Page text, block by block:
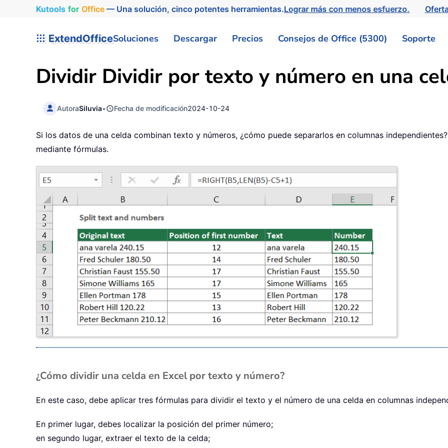
Kutools for Office— Una solución, cinco potentes herramientas.Lograr más con menos esfuerzo.
ExtendOfficeSoluciones Descargar Precios Consejos de Office (5300) Soporte
Dividir Dividir por texto y número en una
AutoraSiluvia• Fecha de modificación2024-10-24
Si los datos de una celda combinan texto y números, ¿cómo puede separarlos en columnas
mediante fórmulas.
¿Cómo dividir una celda en Excel por texto y número?
En este caso, debe aplicar tres fórmulas para dividir el texto y el número de una celda en columnas
En primer lugar, debes localizar la posición del primer número;
en segundo lugar, extraer el texto de la celda;